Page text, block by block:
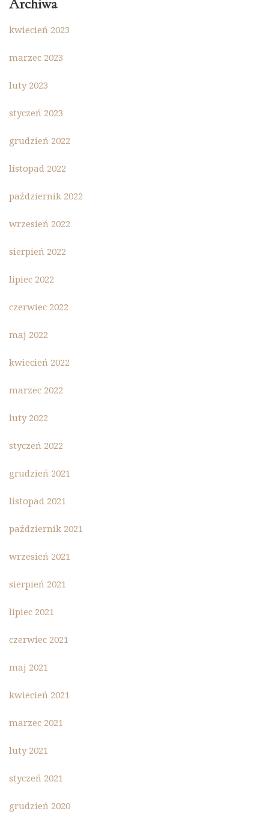
Archiwa
kwiecień 2023
marzec 2023
luty 2023
styczeń 2023
grudzień 2022
listopad 2022
październik 2022
wrzesień 2022
sierpień 2022
lipiec 2022
czerwiec 2022
maj 2022
kwiecień 2022
marzec 2022
luty 2022
styczeń 2022
grudzień 2021
listopad 2021
październik 2021
wrzesień 2021
sierpień 2021
lipiec 2021
czerwiec 2021
maj 2021
kwiecień 2021
marzec 2021
luty 2021
styczeń 2021
grudzień 2020